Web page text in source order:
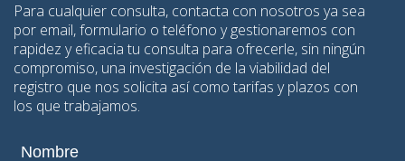
Para cualquier consulta, contacta con nosotros ya sea
por email, formulario o teléfono y gestionaremos con
rapidez y eficacia tu consulta para ofrecerle, sin ningún
compromiso, una investigación de la viabilidad del
registro que nos solicita así como tarifas y plazos con
los que trabajamos.